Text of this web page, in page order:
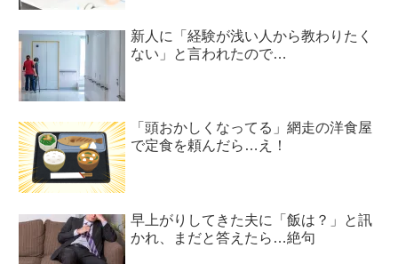
新人に「経験が浅い人から教わりたく
ない」と言われたので…
「頭おかしくなってる」網走の洋食屋
で定食を頼んだら…え！
早上がりしてきた夫に「飯は？」と訊
かれ、まだと答えたら…絶句